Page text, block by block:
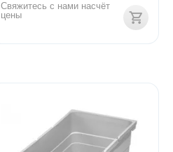
Свяжитесь с нами насчёт
цены